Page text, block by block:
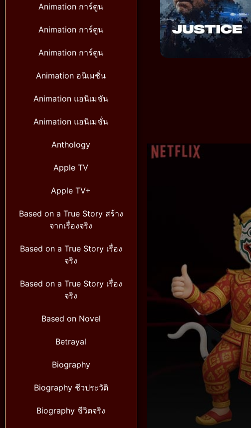
Animation การ์ตูน
Animation การ์ตูน
Animation การ์ตูน
Animation อนิเมชั่น
Animation แอนิเมชัน
Animation แอนิเมชั่น
Anthology
Apple TV
Apple TV+
Based on a True Story สร้าง
จากเรื่องจริง
Based on a True Story เรื่อง
จริง
Based on a True Story เรื่อง
จริง
Based on Novel
Betrayal
Biography
Biography ชีวประวัติ
Biography ชีวิตจริง